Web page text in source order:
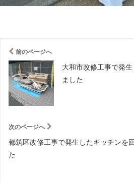
前のページへ
大和市改修工事で発
ました
次のページへ
都筑区改修工事で発生したキッチンを
た